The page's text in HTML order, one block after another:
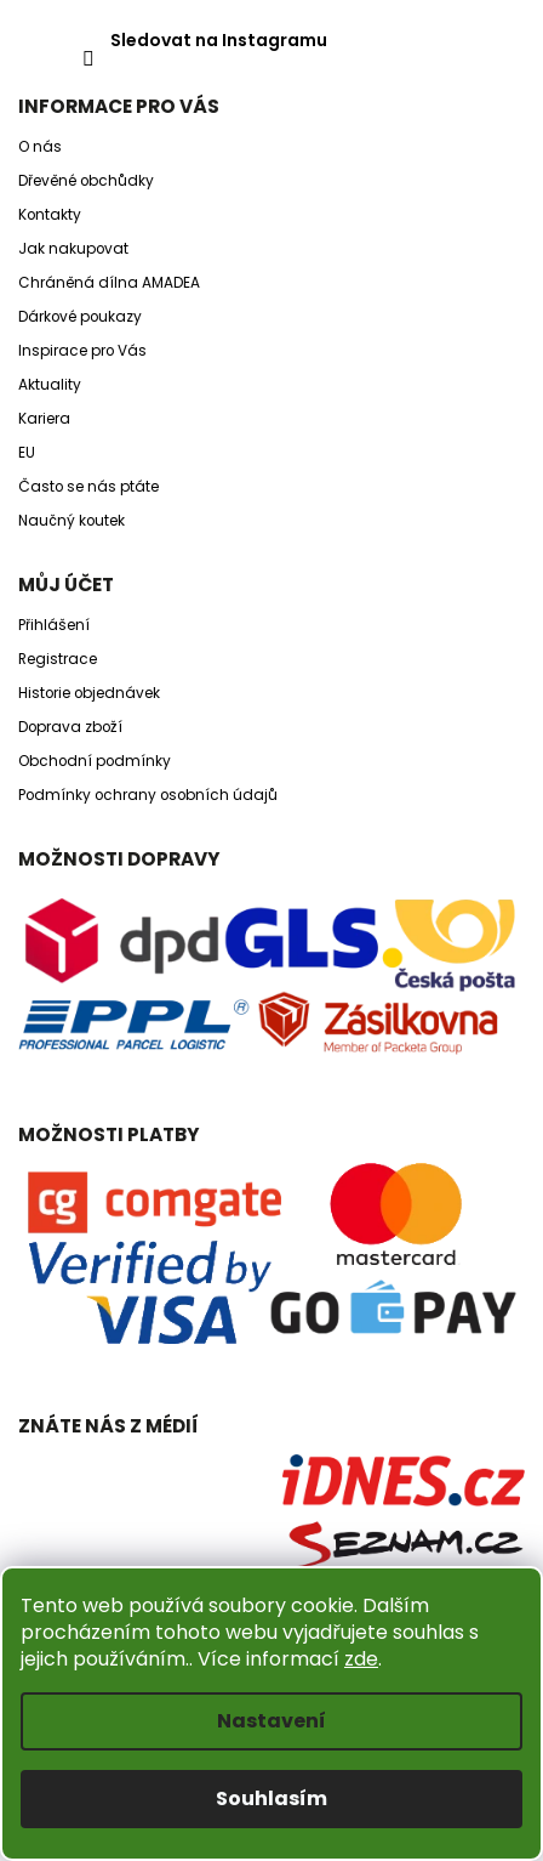
Tento web používá soubory cookie. Dalším
procházením tohoto webu vyjadřujete souhlas s
jejich používáním.. Více informací zde.
Nastavení
Souhlasím
Sledovat na Instagramu
INFORMACE PRO VÁS
O nás
Dřevěné obchůdky
Kontakty
Jak nakupovat
Chráněná dílna AMADEA
Dárkové poukazy
Inspirace pro Vás
Aktuality
Kariera
EU
Často se nás ptáte
Naučný koutek
MŮJ ÚČET
Přihlášení
Registrace
Historie objednávek
Doprava zboží
Obchodní podmínky
Podmínky ochrany osobních údajů
MOŽNOSTI DOPRAVY
MOŽNOSTI PLATBY
ZNÁTE NÁS Z MÉDIÍ
Copyright 2026Dřevěný obchůdek Amadea.cz. Všechna
práva vyhrazena.
Upravit nastavení cookies
Shoptak.cz | Platforma